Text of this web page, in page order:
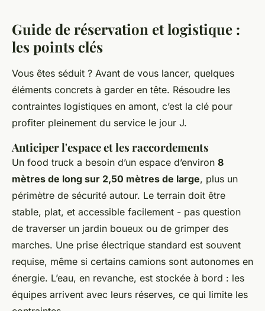
Guide de réservation et logistique :
les points clés
Vous êtes séduit ? Avant de vous lancer, quelques
éléments concrets à garder en tête. Résoudre les
contraintes logistiques en amont, c’est la clé pour
profiter pleinement du service le jour J.
Anticiper l'espace et les raccordements
Un food truck a besoin d’un espace d’environ 8
mètres de long sur 2,50 mètres de large, plus un
périmètre de sécurité autour. Le terrain doit être
stable, plat, et accessible facilement - pas question
de traverser un jardin boueux ou de grimper des
marches. Une prise électrique standard est souvent
requise, même si certains camions sont autonomes en
énergie. L’eau, en revanche, est stockée à bord : les
équipes arrivent avec leurs réserves, ce qui limite les